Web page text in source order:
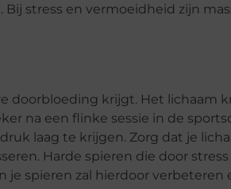
stress en vermoeidheid zijn
doorbloeding krijgt. Het lichaam
na een flinke sessie in de
laag te krijgen. Zorg dat je
Harde spieren die door
spieren zal hierdoor verbeteren